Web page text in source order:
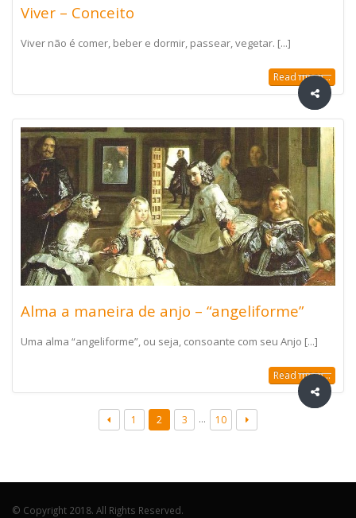
Viver – Conceito
Viver não é comer, beber e dormir, passear, vegetar. [...]
Read more...
Alma a maneira de anjo – “angeliforme”
Uma alma “angeliforme”, ou seja, consoante com seu Anjo [...]
Read more...
1 2 3 … 10
© Copyright 2018. All Rights Reserved.